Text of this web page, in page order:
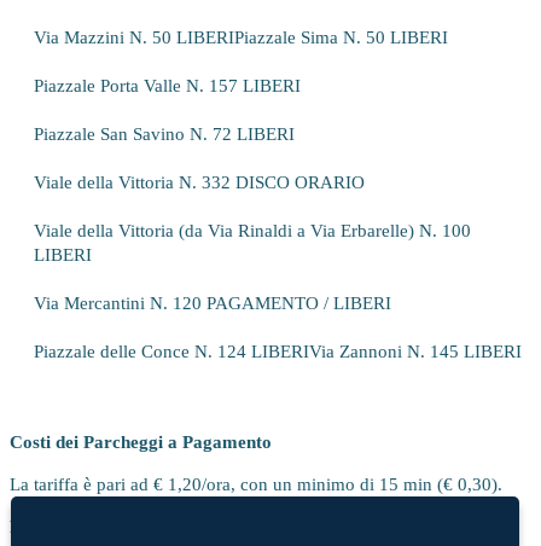
Via Mazzini N. 50 LIBERIPiazzale Sima N. 50 LIBERI
Piazzale Porta Valle N. 157 LIBERI
Piazzale San Savino N. 72 LIBERI
Viale della Vittoria N. 332 DISCO ORARIO
Viale della Vittoria (da Via Rinaldi a Via Erbarelle) N. 100
LIBERI
Via Mercantini N. 120 PAGAMENTO / LIBERI
Piazzale delle Conce N. 124 LIBERIVia Zannoni N. 145 LIBERI
Costi dei Parcheggi a Pagamento
La tariffa è pari ad € 1,20/ora, con un minimo di 15 min (€ 0,30).
Parcheggi coperti